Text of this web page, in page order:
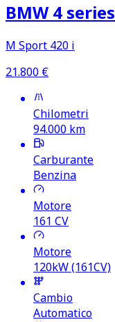
BMW 4 series
M Sport 420 i
21.800 €
Chilometri
94.000 km
Carburante
Benzina
Motore
161 CV
Motore
120kW (161CV)
Cambio
Automatico